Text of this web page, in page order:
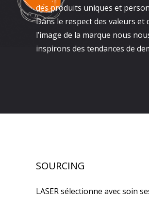
des produits uniques et
Dans le respect des valeurs et
l’image de la marque nous
inspirons des tendances de
SOURCING
LASER sélectionne avec soin